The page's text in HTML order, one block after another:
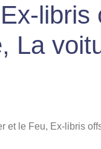
libris
La
et le Feu, Ex-libris